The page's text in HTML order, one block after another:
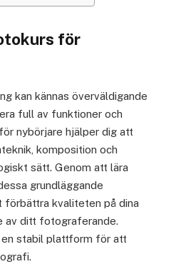
för
kan kännas överväldigande
full av funktioner och
nybörjare hjälper dig att
komposition och
sätt. Genom att lära
grundläggande
förbättra kvaliteten på dina
av ditt fotograferande.
stabil plattform för att